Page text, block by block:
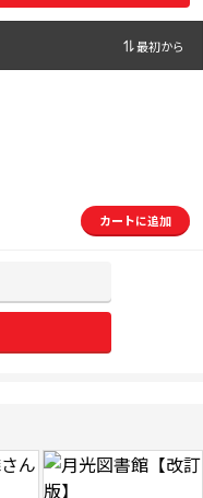
最初から
カートに追加